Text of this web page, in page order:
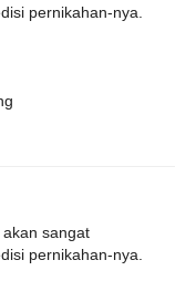
pernikahan-nya.
sangat
pernikahan-nya.